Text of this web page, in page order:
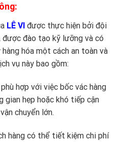
LÊ VI được thực hiện bởi đội
được đào tạo kỹ lưỡng và có
hóa một cách an toàn và
vụ này bao gồm:
hợp với việc bốc vác hàng
gian hẹp hoặc khó tiếp cận
chuyển lớn.
hàng có thể tiết kiệm chi phí